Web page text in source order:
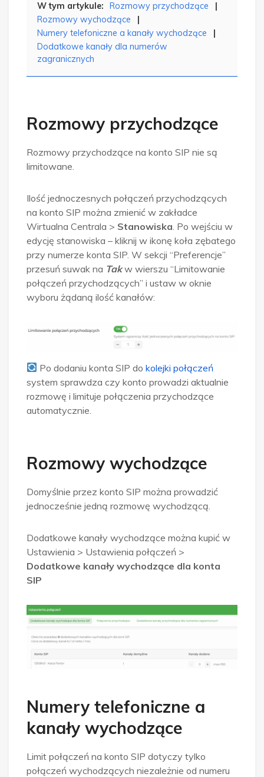
Rozmowy przychodzące
Rozmowy wychodzące
Numery telefoniczne a kanały wychodzące
Dodatkowe kanały dla numerów
zagranicznych
Rozmowy przychodzące
Rozmowy przychodzące na konto SIP nie są
limitowane.
Ilość jednoczesnych połączeń przychodzących
na konto SIP można zmienić w zakładce
Wirtualna Centrala > Stanowiska. Po wejściu w
edycję stanowiska – kliknij w ikonę koła zębatego
przy numerze konta SIP. W sekcji “Preferencje”
przesuń suwak na Takw wierszu “Limitowanie
połączeń przychodzących” i ustaw w oknie
wyboru żądaną ilość kanałów:
Po dodaniu konta SIP dokolejki połączeń
system sprawdza czy konto prowadzi aktualnie
rozmowę i limituje połączenia przychodzące
automatycznie.
Rozmowy wychodzące
Domyślnie przez konto SIP można prowadzić
jednocześnie jedną rozmowę wychodzącą.
Dodatkowe kanały wychodzące można kupić w
Ustawienia > Ustawienia połączeń >
Dodatkowe kanały wychodzące dla konta
SIP
Numery telefoniczne a
kanały wychodzące
Limit połączeń na konto SIP dotyczy tylko
połączeń wychodzących niezależnie od numeru